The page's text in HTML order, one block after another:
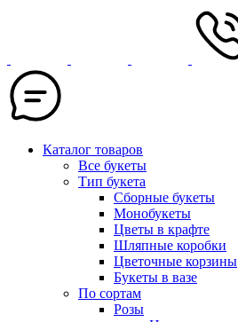
Каталог товаров
Все букеты
Тип букета
Сборные букеты
Монобукеты
Цветы в крафте
Шляпные коробки
Цветочные корзины
Букеты в вазе
По сортам
Розы